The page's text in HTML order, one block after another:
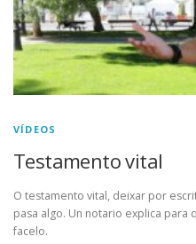
VÍDEOS
Testamento vital
O testamento vital, deixar por
pasa algo. Un notario explica
facelo.